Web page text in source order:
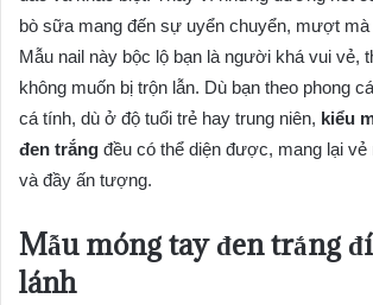
bò sữa mang đến sự uyển chuyển, mượt mà
Mẫu nail này bộc lộ bạn là người khá vui vẻ,
không muốn bị trộn lẫn. Dù bạn theo phong
cá tính, dù ở độ tuổi trẻ hay trung niên, kiểu
đen trắng đều có thể diện được, mang lại vẻ
và đầy ấn tượng.
Mẫu móng tay đen trắng
lánh